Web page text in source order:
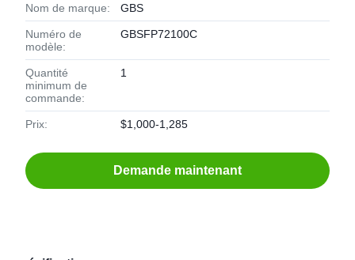
Nom de marque: GBS
Numéro de
modèle:
GBSFP72100C
Quantité
minimum de
commande:
1
Prix: $1,000-1,285
Demande maintenant